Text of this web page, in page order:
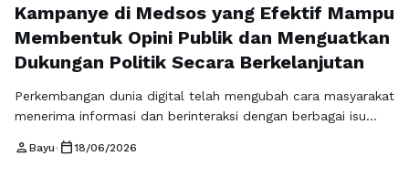
Kampanye di Medsos yang Efektif Mampu
Membentuk Opini Publik dan Menguatkan
Dukungan Politik Secara Berkelanjutan
Perkembangan dunia digital telah mengubah cara masyarakat
menerima informasi dan berinteraksi dengan berbagai isu
hanya menjadi sarana hiburan, tetapi juga menjadi sumber
person Bayu• calendar_today18/06/2026